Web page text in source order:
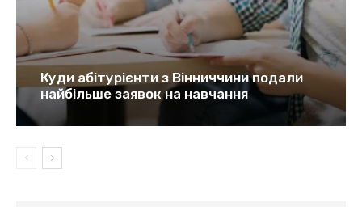
Куди абітурієнти з Вінниччини подали
найбільше заявок на навчання